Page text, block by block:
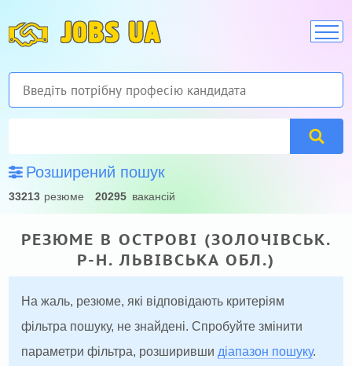
JOBS UA
Розширений пошук
33213 резюме 20295 вакансій
РЕЗЮМЕ В ОСТРОВІ (ЗОЛОЧІВСЬК.
Р-Н. ЛЬВІВСЬКА ОБЛ.)
На жаль, резюме, які відповідають критеріям
фільтра пошуку, не знайдені. Спробуйте змінити
параметри фільтра, розширивши діапазон пошуку.